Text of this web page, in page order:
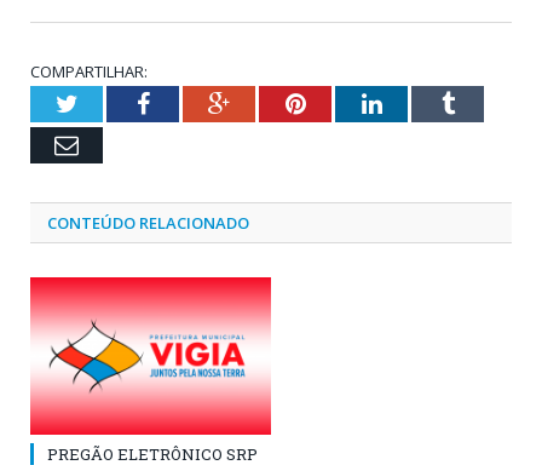
COMPARTILHAR:
TwitterFacebookGoogle+PinterestLinkedInTumblr
Email
CONTEÚDO RELACIONADO
PREGÃO ELETRÔNICO SRP